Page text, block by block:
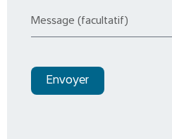
Envoyer